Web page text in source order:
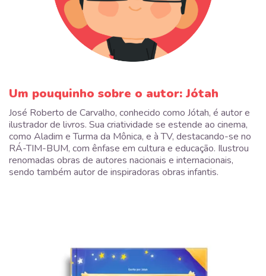
Um pouquinho sobre o autor: Jótah
José Roberto de Carvalho, conhecido como Jótah, é autor e
ilustrador de livros. Sua criatividade se estende ao cinema,
como Aladim e Turma da Mônica, e à TV, destacando-se no
RÁ-TIM-BUM, com ênfase em cultura e educação. Ilustrou
renomadas obras de autores nacionais e internacionais,
sendo também autor de inspiradoras obras infantis.